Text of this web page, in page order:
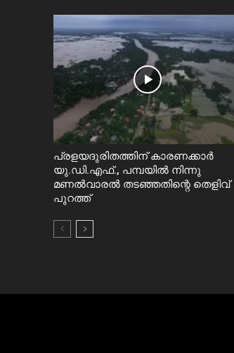
പ്രളയദുരിതത്തിന് കാരണക്കാർ
യു.ഡി.എഫ്., പമ്പയിൽ നിന്നു
മണൽവാരൽ തടഞ്ഞതിന്റെ തെളിവ്
പുറത്ത്